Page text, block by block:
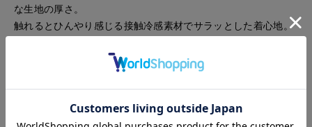
な生地の厚さ。
触れるとひんやり感じる接触冷感素材でサラッとした着心地。
「クリーンなアーバンスタイル」
ブラウンのセンタープレスパンツを合わせ、シックな配色でま
とめるのがおすすめ。